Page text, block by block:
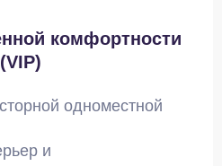
комфортности
(VIP)
одноместной
и